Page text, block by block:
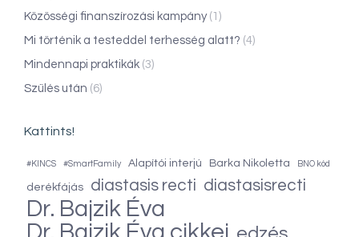
Közösségi finanszírozási kampány(1)
Mi történik a testeddel terhesség alatt? (4)
Mindennapi praktikák (3)
Szülés után (6)
Kattints!
#KINCS #SmartFamily Alapítói interjú Barka Nikoletta BNO kód
derékfájás diastasis recti diastasisrecti
Dr. Bajzik Éva